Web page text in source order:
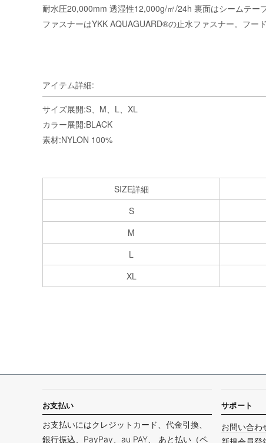
耐水圧20,000mm 透湿性12,000g/㎡/24h 裏面はシームテー
ファスナーはYKK AQUAGUARD®の止水ファスナー。フー
アイテム詳細:
サイズ展開:S、M、L、XL
カラー展開:BLACK
素材:NYLON 100%
SIZE詳細
S
M
L
XL
お支払い
お支払いにはクレジットカード、代金引換、
銀行振込、PayPay、au PAY、 あと払い（ペ
サポート
お問い合わ